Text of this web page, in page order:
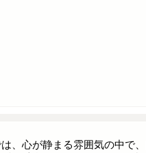
、心が静まる雰囲気の中で